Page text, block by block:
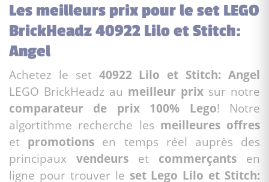
Les meilleurs prix pour le set LEGO
BrickHeadz 40922 Lilo et Stitch:
Angel
Achetez le set 40922 Lilo et Stitch: Angel
LEGO BrickHeadz au meilleur prix sur notre
comparateur de prix 100% Lego! Notre
algortithme recherche les meilleures offres
et promotions en temps réel auprès des
principaux vendeurs et commerçants en
ligne pour trouver le set Lego Lilo et Stitch: